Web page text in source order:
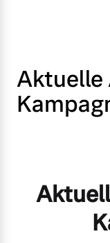
Volvo kauft
Service by
Aktuelle